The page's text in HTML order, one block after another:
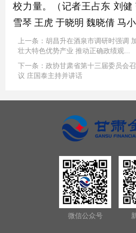
校力量。（记者王占东 刘
雪琴 王虎 于晓明 魏晓倩 马小
上一条：胡昌升在酒泉市调研时强调
壮大特色优势产业 推动正确政绩观...
下一条：政协甘肃省第十三届委员会
议 庄国泰主持并讲话
微信公众号